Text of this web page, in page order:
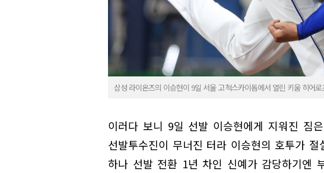
삼성 라이온즈의 이승현이 9일 서울 고척스카이돔에서 열린 키움 히어
이러다 보니 9일 선발 이승현에게 지워진 짐
선발투수진이 무너진 터라 이승현의 호투가
하나 선발 전환 1년 차인 신예가 감당하기엔